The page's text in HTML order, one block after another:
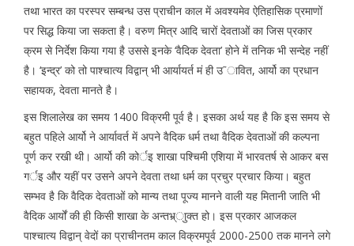
तथा भारत का परस्पर सम्बन्ध उस प्राचीन काल में अवश्यमेव ऐतिहासिक प्रमाणों
पर सिद्ध किया जा सकता है। वरुण मित्र आदि चारों देवताओं का जिस प्रकार
क्रम से निर्देश किया गया है उससे इनके ‘वैदिक देवता’ होने में तनिक भी सन्देह नहीं
है। ‘इन्द्र’ को तो पाश्चात्य विद्वान् भी आर्यायर्त मं ही उ˜ावित, आर्यो का प्रधान
सहायक, देवता मानते है।
इस शिलालेख का समय 1400 विक्रमी पूर्व है। इसका अर्थ यह है कि इस समय से
बहुत पहिले आर्यो ने आर्यावर्त में अपने वैदिक धर्म तथा वैदिक देवताओं की कल्पना
पूर्ण कर रखी थी। आर्यो की कोर्इ शाखा पश्चिमी एशिया में भारवतर्ष से आकर बस
गर्इ और यहीं पर उसने अपने देवता तथा धर्म का प्रचुर प्रचार किया। बहुत
सम्भव है कि वैदिक देवताओं को मान्य तथा पूज्य मानने वाली यह मितानी जाति भी
वैदिक आर्यों की ही किसी शाखा के अन्तभ्र्ाुक्त हो। इस प्रकार आजकल
पाश्चात्य विद्वान् वेदों का प्राचीनतम काल विक्रमपूर्व 2000-2500 तक मानने लगे